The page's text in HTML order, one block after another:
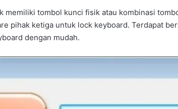
memiliki tombol kunci fisik atau kombinasi
pihak ketiga untuk lock keyboard. Terdapat
dengan mudah.